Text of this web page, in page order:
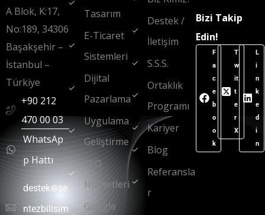
A Blok, K:17,
No:189, 34306
Başakşehir –
İstanbul –
Türkiye
+90 212
470 00 03
WhatsAp
p Hattı
destek⊚se
ntezbilisim
Tasarım
E-Ticaret
Sistemleri
Dijital
Pazarlama
Uygulama
Geliştirme
SEO
Hizmetleri
Google
Destek /
İletişim
S.S.S.
Ortaklık
Programı
Kariyer
Blog
Referansla
r
Bizi Takip
Edin!
F
a
c
e
b
o
o
k
T
w
it
t
e
r
X
L
i
n
k
e
d
i
n